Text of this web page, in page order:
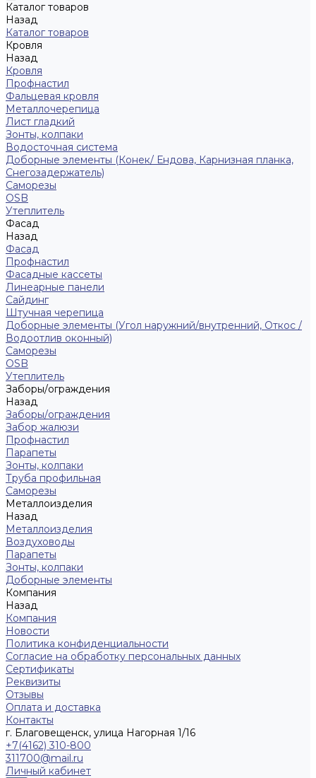
Каталог товаров
Назад
Каталог товаров
Кровля
Назад
Кровля
Профнастил
Фальцевая кровля
Металлочерепица
Лист гладкий
Зонты, колпаки
Водосточная система
Доборные элементы (Конек/ Ендова, Карнизная планка,
Снегозадержатель)
Саморезы
ОSB
Утеплитель
Фасад
Назад
Фасад
Профнастил
Фасадные кассеты
Линеарные панели
Сайдинг
Штучная черепица
Доборные элементы (Угол наружний/внутренний, Откос /
Водоотлив оконный)
Саморезы
OSB
Утеплитель
Заборы/ограждения
Назад
Заборы/ограждения
Забор жалюзи
Профнастил
Парапеты
Зонты, колпаки
Труба профильная
Саморезы
Металлоизделия
Назад
Металлоизделия
Воздуховоды
Парапеты
Зонты, колпаки
Доборные элементы
Компания
Назад
Компания
Новости
Политика конфиденциальности
Согласие на обработку персональных данных
Сертификаты
Реквизиты
Отзывы
Оплата и доставка
Контакты
г. Благовещенск, улица Нагорная 1/16
+7(4162) 310-800
311700@mail.ru
Личный кабинет